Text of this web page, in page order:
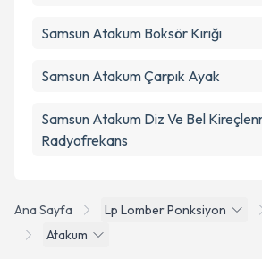
Ana Sayfa Lp Lomber Ponksiyon
Atakum
Samsun Atakum Boksör Kırığı
Samsun Atakum Çarpık Ayak
Samsun Atakum Diz Ve Bel
Radyofrekans